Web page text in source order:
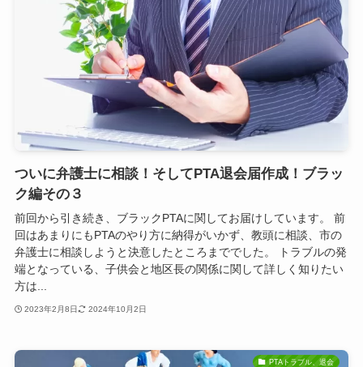
ついに弁護士に相談！そしてPTA退会届作成！ブラッ
ク編その３
前回から引き続き、ブラックPTAに関してお届けしています。 前
回はあまりにもPTAのやり方に納得がいかず、教頭に相談、市の
弁護士に相談しようと決意したところまででした。 トラブルの発
端となっている、子供会と地区長の関係に関して詳しく知りたい
方は...
2023年2月8日 2024年10月2日
PTAトラブル、退会